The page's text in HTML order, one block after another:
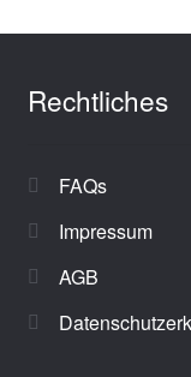
Rechtliches
FAQs
Impressum
AGB